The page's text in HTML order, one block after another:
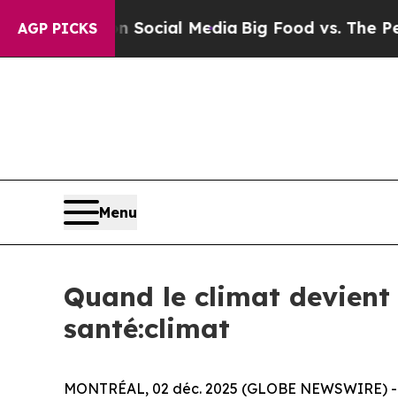
AGP PICKS
on Social MediaBig Food vs. The People.
Menu
Quand le climat devient
santé:climat
MONTRÉAL, 02 déc. 2025 (GLOBE